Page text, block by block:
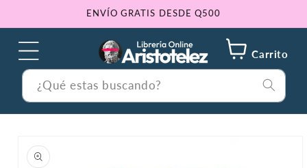
al contenido
ENVÍO GRATIS DESDE Q500
¿Qué estas buscando?
Carrito
información